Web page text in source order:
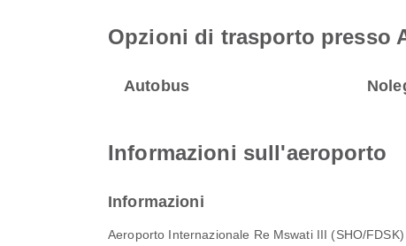
Opzioni di trasporto presso
Autobus
Informazioni sull'aeroporto
Informazioni
Aeroporto Internazionale Re Mswati III (SHO/